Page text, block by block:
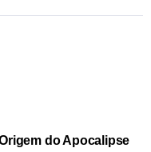
Origem do Apocalipse